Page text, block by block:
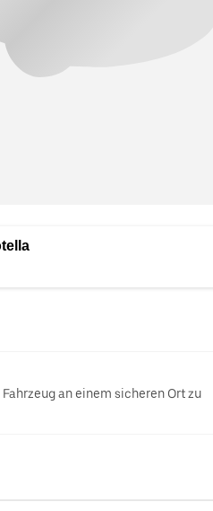
an einem sicheren Ort zu